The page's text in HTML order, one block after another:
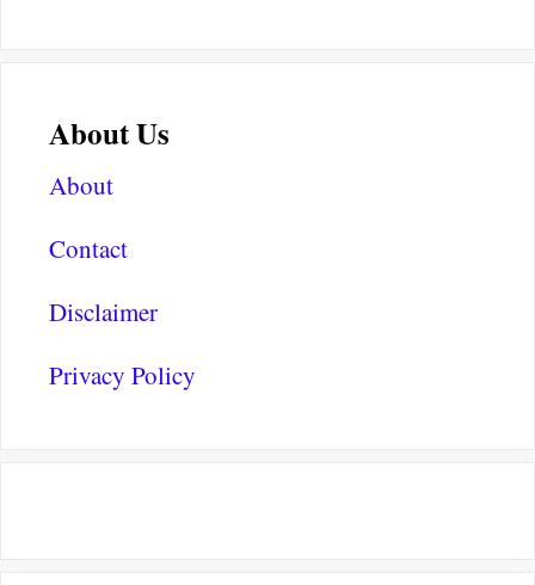
About Us
About
Contact
Disclaimer
Privacy Policy